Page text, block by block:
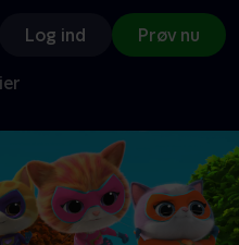
Log ind Prøv nu